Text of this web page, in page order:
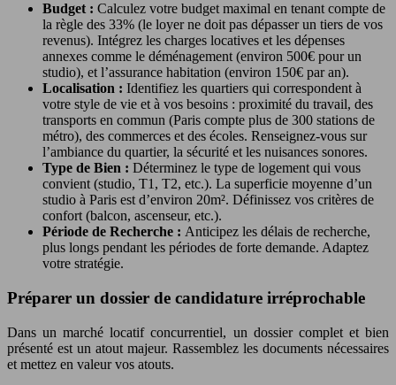
Budget : Calculez votre budget maximal en tenant compte de
la règle des 33% (le loyer ne doit pas dépasser un tiers de vos
revenus). Intégrez les charges locatives et les dépenses
annexes comme le déménagement (environ 500€ pour un
studio), et l’assurance habitation (environ 150€ par an).
Localisation : Identifiez les quartiers qui correspondent à
votre style de vie et à vos besoins : proximité du travail, des
transports en commun (Paris compte plus de 300 stations de
métro), des commerces et des écoles. Renseignez-vous sur
l’ambiance du quartier, la sécurité et les nuisances sonores.
Type de Bien : Déterminez le type de logement qui vous
convient (studio, T1, T2, etc.). La superficie moyenne d’un
studio à Paris est d’environ 20m². Définissez vos critères de
confort (balcon, ascenseur, etc.).
Période de Recherche : Anticipez les délais de recherche,
plus longs pendant les périodes de forte demande. Adaptez
votre stratégie.
Préparer un dossier de candidature irréprochable
Dans un marché locatif concurrentiel, un dossier complet et bien
présenté est un atout majeur. Rassemblez les documents nécessaires
et mettez en valeur vos atouts.